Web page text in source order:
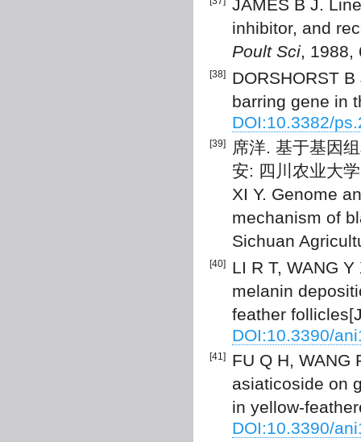
JAMES B J.
inhibitor, and
Poult Sci, 1988,
[38]
DORSHORST
barring gene in
DOI:10.3382/
[39]
席洋. 基于基因
安: 四川农业大
XI Y. Genome
mechanism of
Sichuan
[40]
LI R T, WANG
melanin
feather
DOI:10.3390/
[41]
FU Q H, WANG
asiaticoside on
in yellow-
DOI:10.3390/